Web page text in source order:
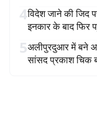
4विदेश जाने की जिद
इनकार के बाद फिर
5अलीपुरदुआर में बने
सांसद प्रकाश चिक